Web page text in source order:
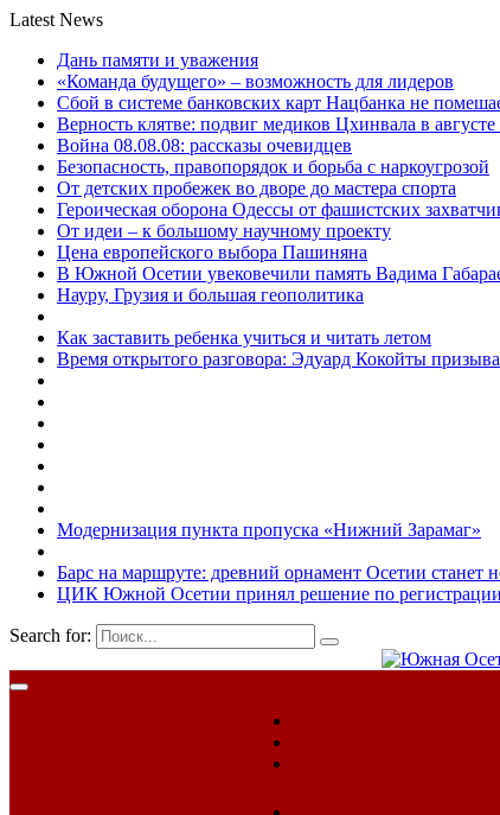
Latest News
Дань памяти и уважения
«Команда будущего» – возможность для лидеров
Сбой в системе банковских карт Нацбанка не
Верность клятве: подвиг медиков Цхинвала в августе
Война 08.08.08: рассказы очевидцев
Безопасность, правопорядок и борьба с наркоугрозой
От детских пробежек во дворе до мастера спорта
Героическая оборона Одессы от фашистских
От идеи – к большому научному проекту
Цена европейского выбора Пашиняна
В Южной Осетии увековечили память Вадима
Науру, Грузия и большая геополитика
Как заставить ребенка учиться и читать летом
Время открытого разговора: Эдуард Кокойты
Модернизация пункта пропуска «Нижний Зарамаг»
Барс на маршруте: древний орнамент Осетии станет
ЦИК Южной Осетии принял решение по регистрации
Search for: